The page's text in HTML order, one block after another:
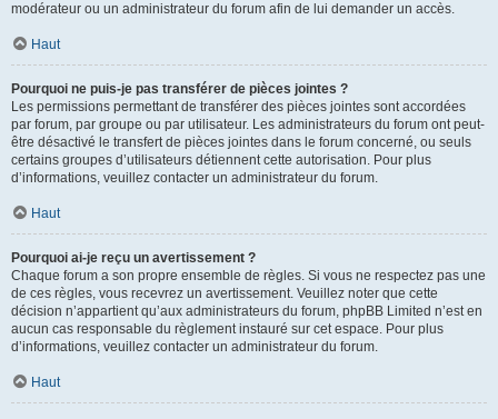
modérateur ou un administrateur du forum afin de lui demander un accès.
Haut
Pourquoi ne puis-je pas transférer de pièces jointes ?
Les permissions permettant de transférer des pièces jointes sont accordées
par forum, par groupe ou par utilisateur. Les administrateurs du forum ont peut-
être désactivé le transfert de pièces jointes dans le forum concerné, ou seuls
certains groupes d’utilisateurs détiennent cette autorisation. Pour plus
d’informations, veuillez contacter un administrateur du forum.
Haut
Pourquoi ai-je reçu un avertissement ?
Chaque forum a son propre ensemble de règles. Si vous ne respectez pas une
de ces règles, vous recevrez un avertissement. Veuillez noter que cette
décision n’appartient qu’aux administrateurs du forum, phpBB Limited n’est en
aucun cas responsable du règlement instauré sur cet espace. Pour plus
d’informations, veuillez contacter un administrateur du forum.
Haut